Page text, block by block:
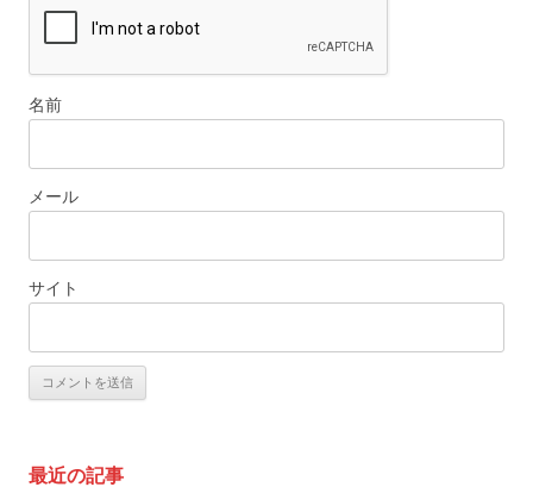
名前
メール
サイト
最近の記事